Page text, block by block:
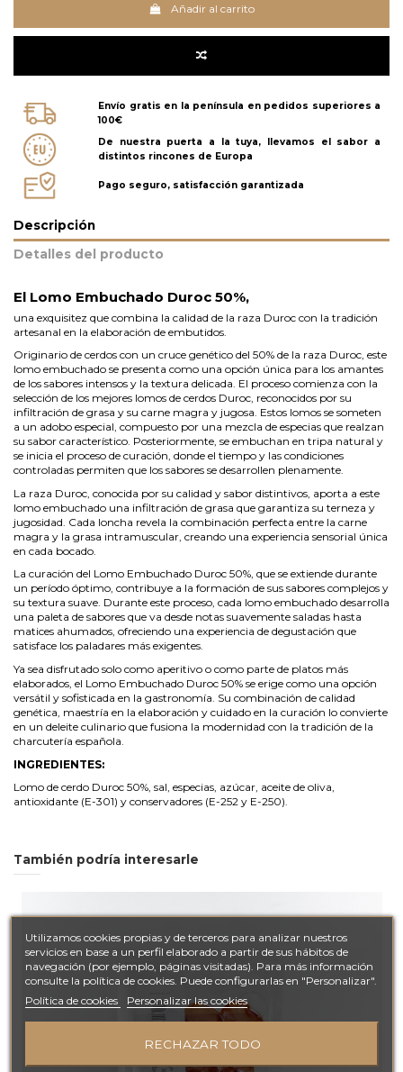
Añadir al carrito
Envío gratis en la península en pedidos superiores a
100€
De nuestra puerta a la tuya, llevamos el sabor a
distintos rincones de Europa
Pago seguro, satisfacción garantizada
Descripción
Detalles del producto
El Lomo Embuchado Duroc 50%,
una exquisitez que combina la calidad de la raza Duroc con la tradición
artesanal en la elaboración de embutidos.
Originario de cerdos con un cruce genético del 50% de la raza Duroc, este
lomo embuchado se presenta como una opción única para los amantes
de los sabores intensos y la textura delicada. El proceso comienza con la
selección de los mejores lomos de cerdos Duroc, reconocidos por su
infiltración de grasa y su carne magra y jugosa. Estos lomos se someten
a un adobo especial, compuesto por una mezcla de especias que realzan
su sabor característico. Posteriormente, se embuchan en tripa natural y
se inicia el proceso de curación, donde el tiempo y las condiciones
controladas permiten que los sabores se desarrollen plenamente.
La raza Duroc, conocida por su calidad y sabor distintivos, aporta a este
lomo embuchado una infiltración de grasa que garantiza su terneza y
jugosidad. Cada loncha revela la combinación perfecta entre la carne
magra y la grasa intramuscular, creando una experiencia sensorial única
en cada bocado.
La curación del Lomo Embuchado Duroc 50%, que se extiende durante
un período óptimo, contribuye a la formación de sus sabores complejos y
su textura suave. Durante este proceso, cada lomo embuchado desarrolla
una paleta de sabores que va desde notas suavemente saladas hasta
matices ahumados, ofreciendo una experiencia de degustación que
satisface los paladares más exigentes.
Ya sea disfrutado solo como aperitivo o como parte de platos más
elaborados, el Lomo Embuchado Duroc 50% se erige como una opción
versátil y sofisticada en la gastronomía. Su combinación de calidad
genética, maestría en la elaboración y cuidado en la curación lo convierte
en un deleite culinario que fusiona la modernidad con la tradición de la
charcutería española.
INGREDIENTES:
Lomo de cerdo Duroc 50%, sal, especias, azúcar, aceite de oliva,
antioxidante (E-301) y conservadores (E-252 y E-250).
También podría interesarle
Utilizamos cookies propias y de terceros para analizar nuestros
servicios en base a un perfil elaborado a partir de sus hábitos de
navegación (por ejemplo, páginas visitadas). Para más información
consulte la política de cookies. Puede configurarlas en "Personalizar".
Política de cookies
Personalizar las cookies
RECHAZAR TODO